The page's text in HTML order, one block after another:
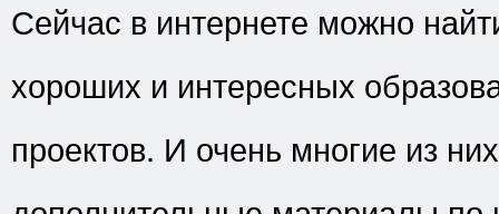
Сейчас в интернете можно
хороших и интересных
проектов. И очень многие из